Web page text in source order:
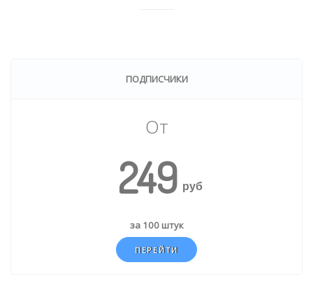
ПОДПИСЧИКИ
От
249руб
за 100 штук
ПЕРЕЙТИ